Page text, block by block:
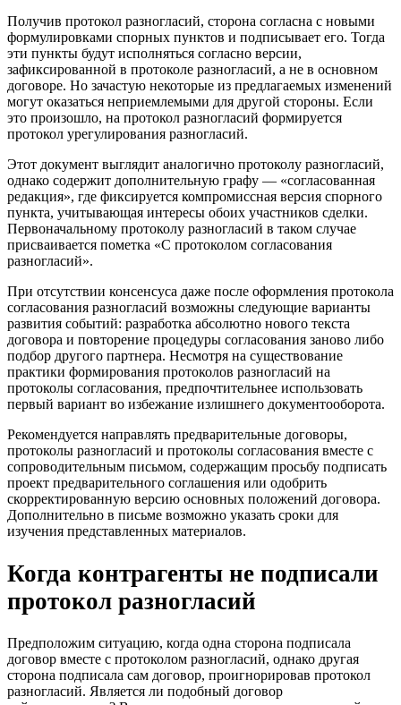
Получив протокол разногласий, сторона согласна с новыми
формулировками спорных пунктов и подписывает его. Тогда
эти пункты будут исполняться согласно версии,
зафиксированной в протоколе разногласий, а не в основном
договоре. Но зачастую некоторые из предлагаемых изменений
могут оказаться неприемлемыми для другой стороны. Если
это произошло, на протокол разногласий формируется
протокол урегулирования разногласий.
Этот документ выглядит аналогично протоколу разногласий,
однако содержит дополнительную графу — «согласованная
редакция», где фиксируется компромиссная версия спорного
пункта, учитывающая интересы обоих участников сделки.
Первоначальному протоколу разногласий в таком случае
присваивается пометка «С протоколом согласования
разногласий».
При отсутствии консенсуса даже после оформления протокола
согласования разногласий возможны следующие варианты
развития событий: разработка абсолютно нового текста
договора и повторение процедуры согласования заново либо
подбор другого партнера. Несмотря на существование
практики формирования протоколов разногласий на
протоколы согласования, предпочтительнее использовать
первый вариант во избежание излишнего документооборота.
Рекомендуется направлять предварительные договоры,
протоколы разногласий и протоколы согласования вместе с
сопроводительным письмом, содержащим просьбу подписать
проект предварительного соглашения или одобрить
скорректированную версию основных положений договора.
Дополнительно в письме возможно указать сроки для
изучения представленных материалов.
Когда контрагенты не подписали
протокол разногласий
Предположим ситуацию, когда одна сторона подписала
договор вместе с протоколом разногласий, однако другая
сторона подписала сам договор, проигнорировав протокол
разногласий. Является ли подобный договор